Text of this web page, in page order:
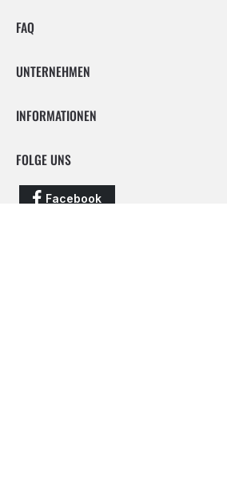
FAQ
UNTERNEHMEN
INFORMATIONEN
FOLGE UNS
Facebook